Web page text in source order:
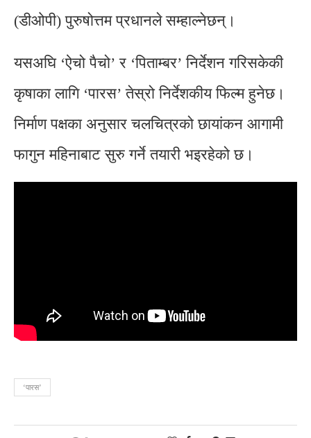
(डीओपी) पुरुषोत्तम प्रधानले सम्हाल्नेछन्।
यसअघि ‘ऐचो पैचो’ र ‘पिताम्बर’ निर्देशन गरिसकेकी
कृषाका लागि ‘पारस’ तेस्रो निर्देशकीय फिल्म हुनेछ।
निर्माण पक्षका अनुसार चलचित्रको छायांकन आगामी
फागुन महिनाबाट सुरु गर्ने तयारी भइरहेको छ।
‘पारस’